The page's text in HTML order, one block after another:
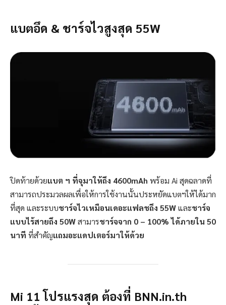
แบตอึด & ชาร์จไวสูงสุด 55W
ปิดท้ายด้วยแบต ฯ ที่จุมาให้ถึง 4600mAh พร้อม Ai สุดฉลาดที่
สามารถประมวลผลเพื่อให้การใช้งานนั้นประหยัดแบตฯให้ได้มาก
ที่สุด และระบบชาร์จไวเหมือนเดอะแฟลชถึง 55Wและชาร์จ
แบบไร้สายถึง 50Wสามารชาร์จจาก 0 – 100% ได้ภายใน 50
นาที ที่สำคัญแถมอะแดปเตอร์มาให้ด้วย
Mi 11 โปรแรงสุด ต้องที่ BNN.in.th